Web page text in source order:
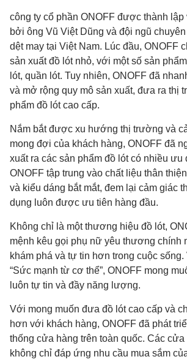
công ty cổ phần ONOFF được thành lập
bởi ông Vũ Việt Dũng và đội ngũ
dệt may tại Việt Nam. Lúc đầu, ONOFF
sản xuất đồ lót nhỏ, với một số sản
lót, quần lót. Tuy nhiên, ONOFF đã
và mở rộng quy mô sản xuất, đưa ra thị
phẩm đồ lót cao cấp.
Nắm bắt được xu hướng thị trường và
mong đợi của khách hàng, ONOFF đã
xuất ra các sản phẩm đồ lót có nhiều ưu
ONOFF tập trung vào chất liệu thân
và kiểu dáng bắt mắt, đem lại cảm giác
dụng luôn được ưu tiên hàng đầu.
Không chỉ là một thương hiệu đồ lót,
mệnh kêu gọi phụ nữ yêu thương chính
khám phá và tự tin hơn trong cuộc
“Sức mạnh từ cơ thể”, ONOFF mong
luôn tự tin và đầy năng lượng.
Với mong muốn đưa đồ lót cao cấp và
hơn với khách hàng, ONOFF đã phát
thống cửa hàng trên toàn quốc. Các
không chỉ đáp ứng nhu cầu mua sắm